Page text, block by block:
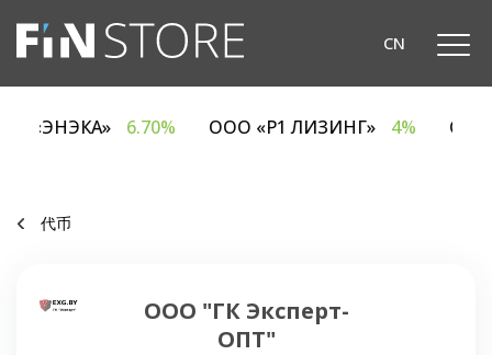
CN
ОДО «ЭНЭКА» 6.70% ООО «Р1 ЛИЗИНГ» 4%
代币
ООО "ГК Эксперт-
ОПТ"